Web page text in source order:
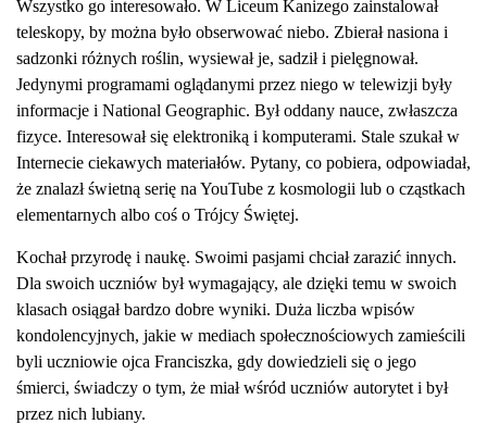
Wszystko go interesowało. W Liceum Kanizego zainstalował
teleskopy, by można było obserwować niebo. Zbierał nasiona i
sadzonki różnych roślin, wysiewał je, sadził i pielęgnował.
Jedynymi programami oglądanymi przez niego w telewizji były
informacje i National Geographic. Był oddany nauce, zwłaszcza
fizyce. Interesował się elektroniką i komputerami. Stale szukał w
Internecie ciekawych materiałów. Pytany, co pobiera, odpowiadał,
że znalazł świetną serię na YouTube z kosmologii lub o cząstkach
elementarnych albo coś o Trójcy Świętej.
Kochał przyrodę i naukę. Swoimi pasjami chciał zarazić innych.
Dla swoich uczniów był wymagający, ale dzięki temu w swoich
klasach osiągał bardzo dobre wyniki. Duża liczba wpisów
kondolencyjnych, jakie w mediach społecznościowych zamieścili
byli uczniowie ojca Franciszka, gdy dowiedzieli się o jego
śmierci, świadczy o tym, że miał wśród uczniów autorytet i był
przez nich lubiany.